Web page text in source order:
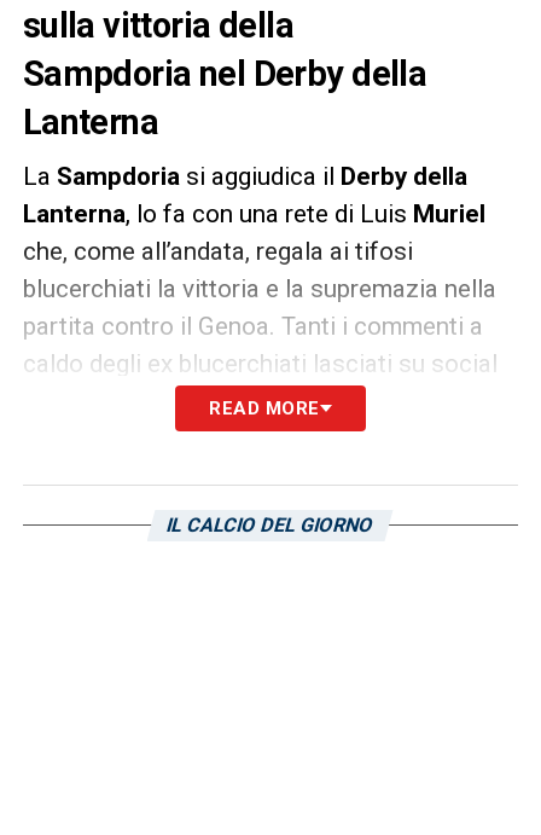
sulla vittoria della
Sampdoria nel Derby della
Lanterna
La Sampdoriasi aggiudica il Derby della
Lanterna, lo fa con una rete di Luis Muriel
che, come all’andata, regala ai tifosi
blucerchiati la vittoria e la supremazia nella
partita contro il Genoa. Tanti i commenti a
caldo degli ex blucerchiati lasciati su social
come Facebook e Twitter: tanta gioia,
euforia, felicità per un risultato che scrive un
stracittadina. L’avevamo sentito prima del
READ MORE
IL CALCIO DEL GIORNO